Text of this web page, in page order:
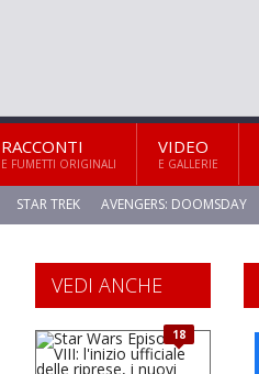
RACCONTI
E FUMETTI ORIGINALI
VIDEO
E GALLERIE
STAR TREK AVENGERS: DOOMSDAY
VEDI ANCHE
18